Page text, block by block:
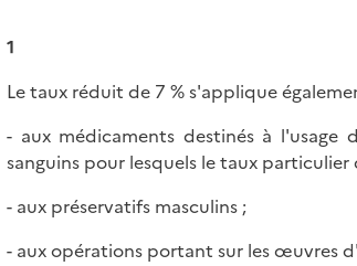
1
Le taux réduit de 7 % s'applique
- aux médicaments destinés à l'usage
sanguins pour lesquels le taux particulier
- aux préservatifs masculins ;
- aux opérations portant sur les œuvres